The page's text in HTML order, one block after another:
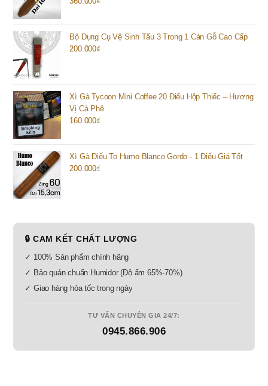
Bộ Dụng Cụ Vệ Sinh Tẩu 3 Trong 1 Cán Gỗ Cao Cấp
200.000₫
Xì Gà Tycoon Mini Coffee 20 Điếu Hộp Thiếc – Hương
Vị Cà Phê
160.000₫
Xì Gà Điếu To Humo Blanco Gordo - 1 Điếu Giá Tốt
200.000₫
🔒 CAM KẾT CHẤT LƯỢNG
✓ 100% Sản phẩm chính hãng
✓ Bảo quản chuẩn Humidor (Độ ẩm 65%-70%)
✓ Giao hàng hỏa tốc trong ngày
TƯ VẤN CHUYÊN GIA 24/7:
0945.866.906